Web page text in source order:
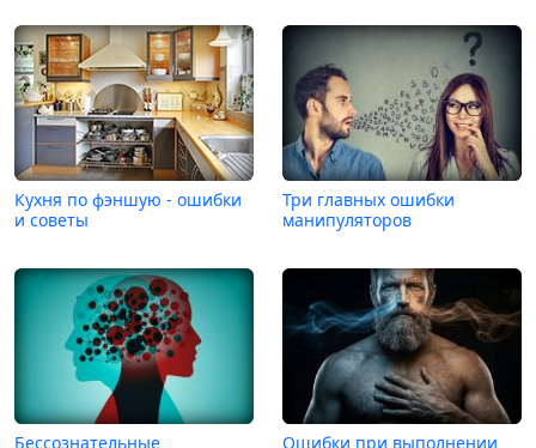
Кухня по фэншую - ошибки
и советы
Три главных ошибки
манипуляторов
Бессознательные Ошибки при выполнении